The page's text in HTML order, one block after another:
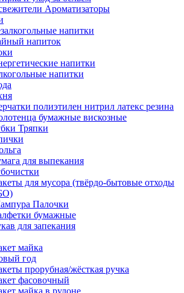
Ароматизаторы
напитки
напиток
напитки
напитки
полиэтилен нитрил латекс резина
бумажные вискозные
Тряпки
для выпекания
для мусора (твёрдо-бытовые отходы
Палочки
бумажные
для запекания
майка
год
прорубная/жёсткая ручка
фасовочный